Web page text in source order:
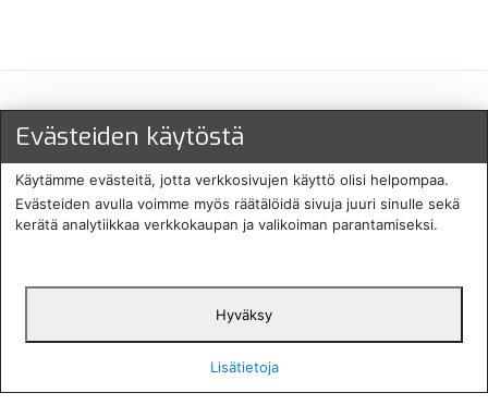
Maksu- ja toimitustavat
Protecomp
Copyright 2024. All rights
English
Evästeiden käytöstä
Käytämme evästeitä, jotta verkkosivujen käyttö olisi helpompaa.
Evästeiden avulla voimme myös räätälöidä sivuja juuri sinulle sekä
kerätä analytiikkaa verkkokaupan ja valikoiman parantamiseksi.
Hyväksy
Lisätietoja